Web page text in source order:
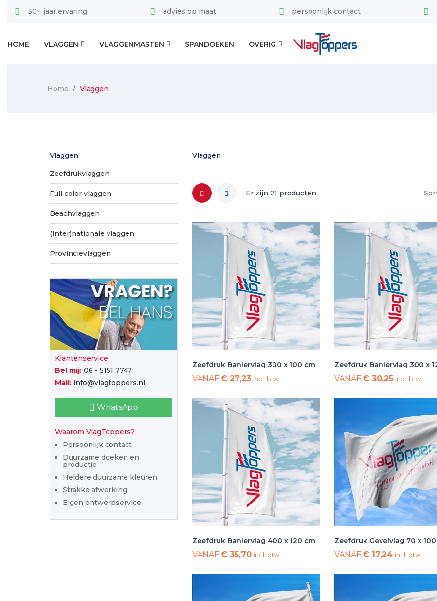
30+ jaar ervaring advies op maat persoonlijk contact
HOME VLAGGEN VLAGGENMASTEN SPANDOEKEN OVERIG
Home Vlaggen
Vlaggen
Zeefdrukvlaggen
Full color vlaggen
Beachvlaggen
(Inter)nationale vlaggen
Provincievlaggen
Klantenservice
Bel mij: 06 - 5151 7747
Mail: info@vlagtoppers.nl
WhatsApp
Waarom VlagToppers?
Persoonlijk contact
Duurzame doeken en
productie
Heldere duurzame kleuren
Strakke afwerking
Eigen ontwerpservice
Vlaggen
Er zijn 21 producten.
Zeefdruk Baniervlag 300 x 100 cm
VANAF € 27,23 incl. btw
Zeefdruk Baniervlag 300 x
VANAF € 30,25 incl. btw
Zeefdruk Baniervlag 400 x 120 cm
VANAF € 35,70 incl. btw
Zeefdruk Gevelvlag 70 x
VANAF € 17,24 incl. btw